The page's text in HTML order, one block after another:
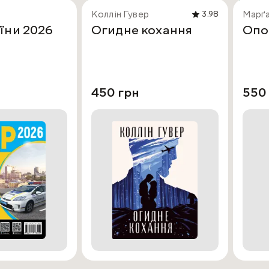
2026
Коллін Гувер 3.98
Огидне кохання
450 грн 550